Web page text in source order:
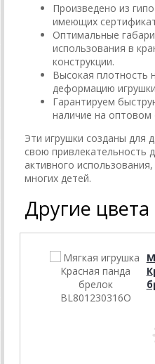
Произведено из
имеющих
Оптимальные
использования в
конструкции.
Высокая плотность
деформацию
Гарантируем
наличие на оптовом
Эти игрушки созданы для
свою привлекательность
активного
многих детей.
Другие